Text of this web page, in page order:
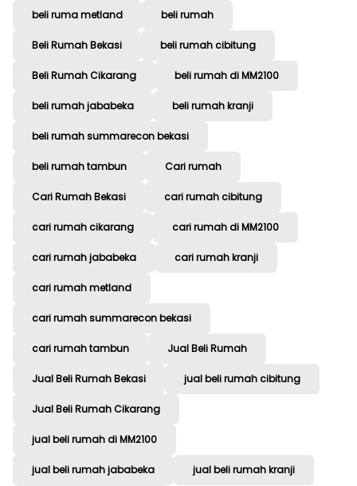
beli ruma metland beli rumah
Beli Rumah Bekasi beli rumah cibitung
Beli Rumah Cikarang beli rumah di MM2100
beli rumah jababeka beli rumah kranji
beli rumah summarecon bekasi
beli rumah tambun Cari rumah
Cari Rumah Bekasi cari rumah cibitung
cari rumah cikarang cari rumah di MM2100
cari rumah jababeka cari rumah kranji
cari rumah metland
cari rumah summarecon bekasi
cari rumah tambun Jual Beli Rumah
Jual Beli Rumah Bekasi jual beli rumah cibitung
Jual Beli Rumah Cikarang
jual beli rumah di MM2100
jual beli rumah jababeka jual beli rumah kranji